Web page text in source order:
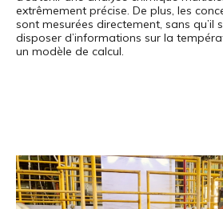
extrêmement précise. De plus, les
sont mesurées directement, sans qu’il
disposer d’informations sur la
un modèle de calcul.